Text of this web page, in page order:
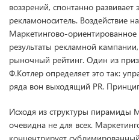
воззрений, спонтанно развивает
рекламоноситель. Воздействие
Маркетингово-ориентированное
результаты рекламной
рыночный рейтинг. Один из
Ф.Котлер определяет это так:
ряда вон выходящий PR.
Исходя из структуры пирамиды
очевидна не для всех.